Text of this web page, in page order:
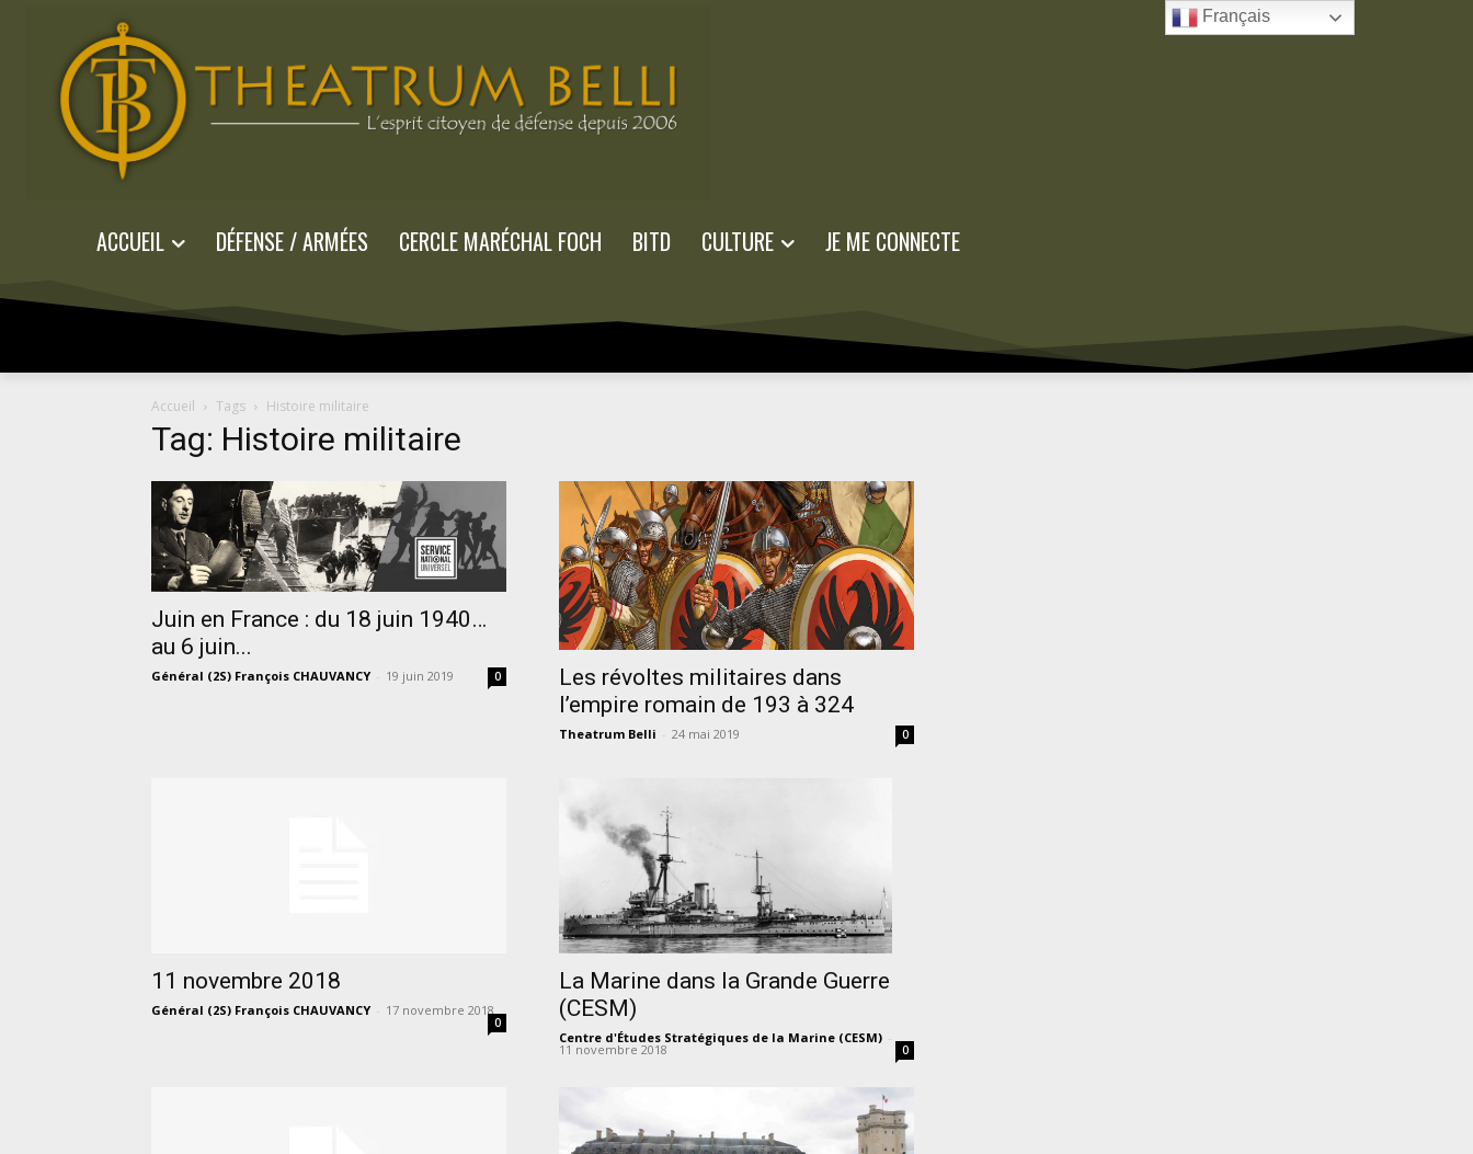
ACCUEIL DÉFENSE / ARMÉES CERCLE MARÉCHAL FOCH BITD CULTURE JE ME CONNECTE
Accueil Tags Histoire militaire
Tag: Histoire militaire
Juin en France : du 18 juin 1940…
au 6 juin...
Général (2S) François CHAUVANCY - 19 juin 2019 0
Les révoltes militaires dans
l’empire romain de 193 à 324
Theatrum Belli - 24 mai 2019 0
11 novembre 2018
Général (2S) François CHAUVANCY - 17 novembre 2018
0
La Marine dans la Grande Guerre
(CESM)
Centre d'Études Stratégiques de la Marine (CESM) -
11 novembre 2018 0
Français